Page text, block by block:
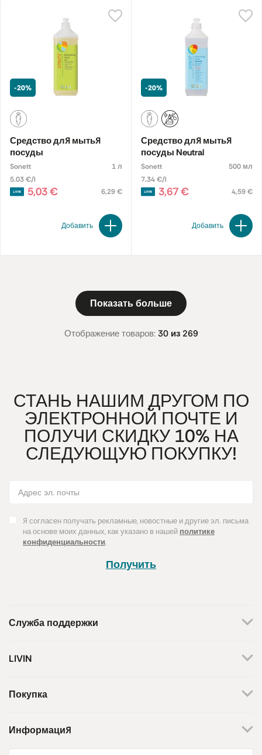
-20%
Средство для мытья
посуды
Sonett
1 л
5.03 €/l
5,03 € 6,29 €
Добавить
-20%
Средство для мытья
посуды Neutral
Sonett
500 мл
7.34 €/l
3,67 € 4,59 €
Добавить
Показать больше
Отображение товаров: 30 из 269
СТАНЬ НАШИМ ДРУГОМ ПО
ЭЛЕКТРОННОЙ ПОЧТЕ И
ПОЛУЧИ СКИДКУ 10% НА
СЛЕДУЮЩУЮ ПОКУПКУ!
Я согласен получать рекламные, новостные и другие эл. письма
на основе моих данных, как указано в нашей политике
конфиденциальности.
Получить
Служба поддержки
Написать запрос
Мы работаем по будням.
LIVIN
Контакты
Бренды
Покупка
Доставка
Информация